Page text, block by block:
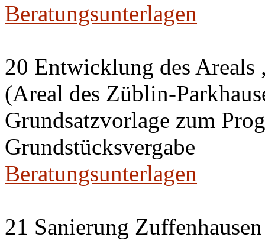
Beratungsunterlagen
20 Entwicklung des Areals
(Areal des Züblin-
Grundsatzvorlage zum
Grundstücksvergabe
Beratungsunterlagen
21 Sanierung